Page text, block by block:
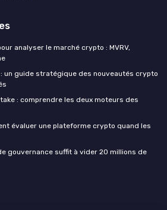
analyser le marché crypto : MVRV,
un guide stratégique des nouveautés crypto
: comprendre les deux moteurs des
évaluer une plateforme crypto quand les
gouvernance suffit à vider 20 millions de